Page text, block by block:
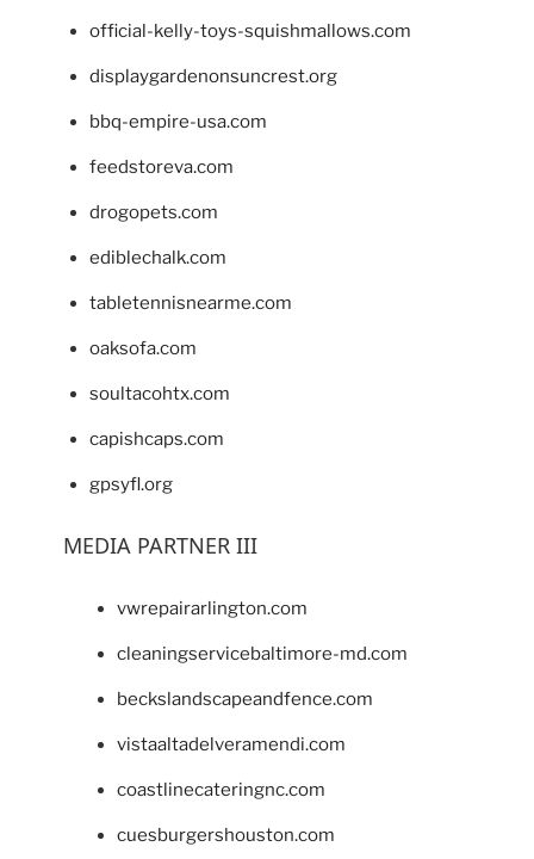
official-kelly-toys-squishmallows.com
displaygardenonsuncrest.org
bbq-empire-usa.com
feedstoreva.com
drogopets.com
ediblechalk.com
tabletennisnearme.com
oaksofa.com
soultacohtx.com
capishcaps.com
gpsyfl.org
MEDIA PARTNER III
vwrepairarlington.com
cleaningservicebaltimore-md.com
beckslandscapeandfence.com
vistaaltadelveramendi.com
coastlinecateringnc.com
cuesburgershouston.com